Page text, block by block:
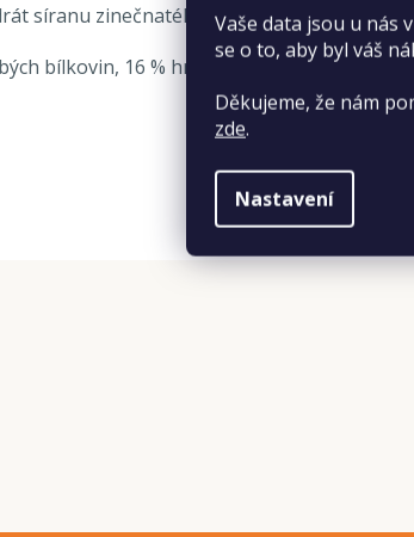
Vaše data jsou u nás
se o to, aby byl váš
Děkujeme, že nám
zde.
Nastavení
síranu zinečnatého“ 370 mg, vitamin E
bílkovin, 16 % hrubého tuku, 7,5 %